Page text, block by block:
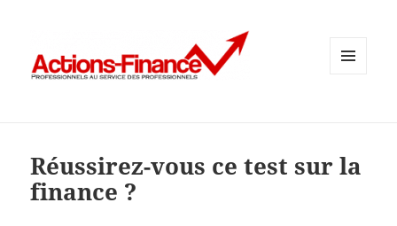
Réussirez-vous ce test sur la
finance ?